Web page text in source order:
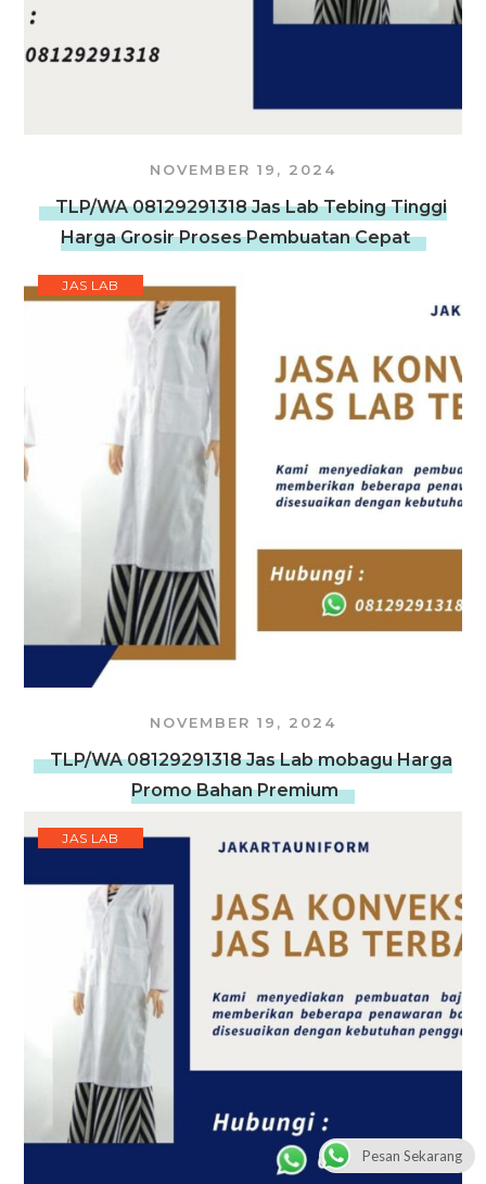
NOVEMBER 19, 2024
TLP/WA 08129291318 Jas Lab Tebing Tinggi
Harga Grosir Proses Pembuatan Cepat
JAS LAB
NOVEMBER 19, 2024
TLP/WA 08129291318 Jas Lab mobagu Harga
Promo Bahan Premium
JAS LAB
Pesan Sekarang